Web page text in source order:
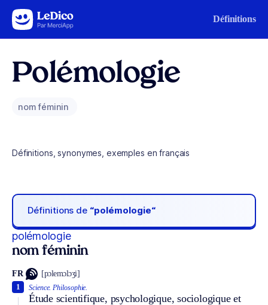
Aller au contenu Définitions
Polémologie
nom féminin
Définitions, synonymes, exemples en français
Définitions de “polémologie“
polémologie
nom féminin
FR [pɔlemɔlɔʒi]
Science. Philosophie.
Étude scientifique, psychologique, sociologique et
1